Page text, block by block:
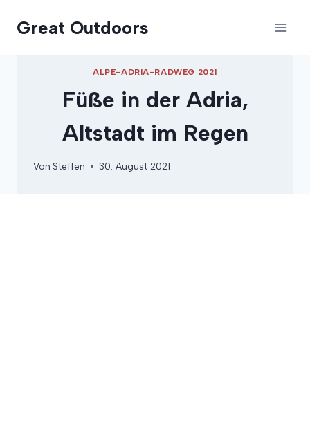
InhaltGreat Outdoors
ALPE-ADRIA-RADWEG 2021
Füße in der Adria,
Altstadt im Regen
Von Steffen 30. August 2021